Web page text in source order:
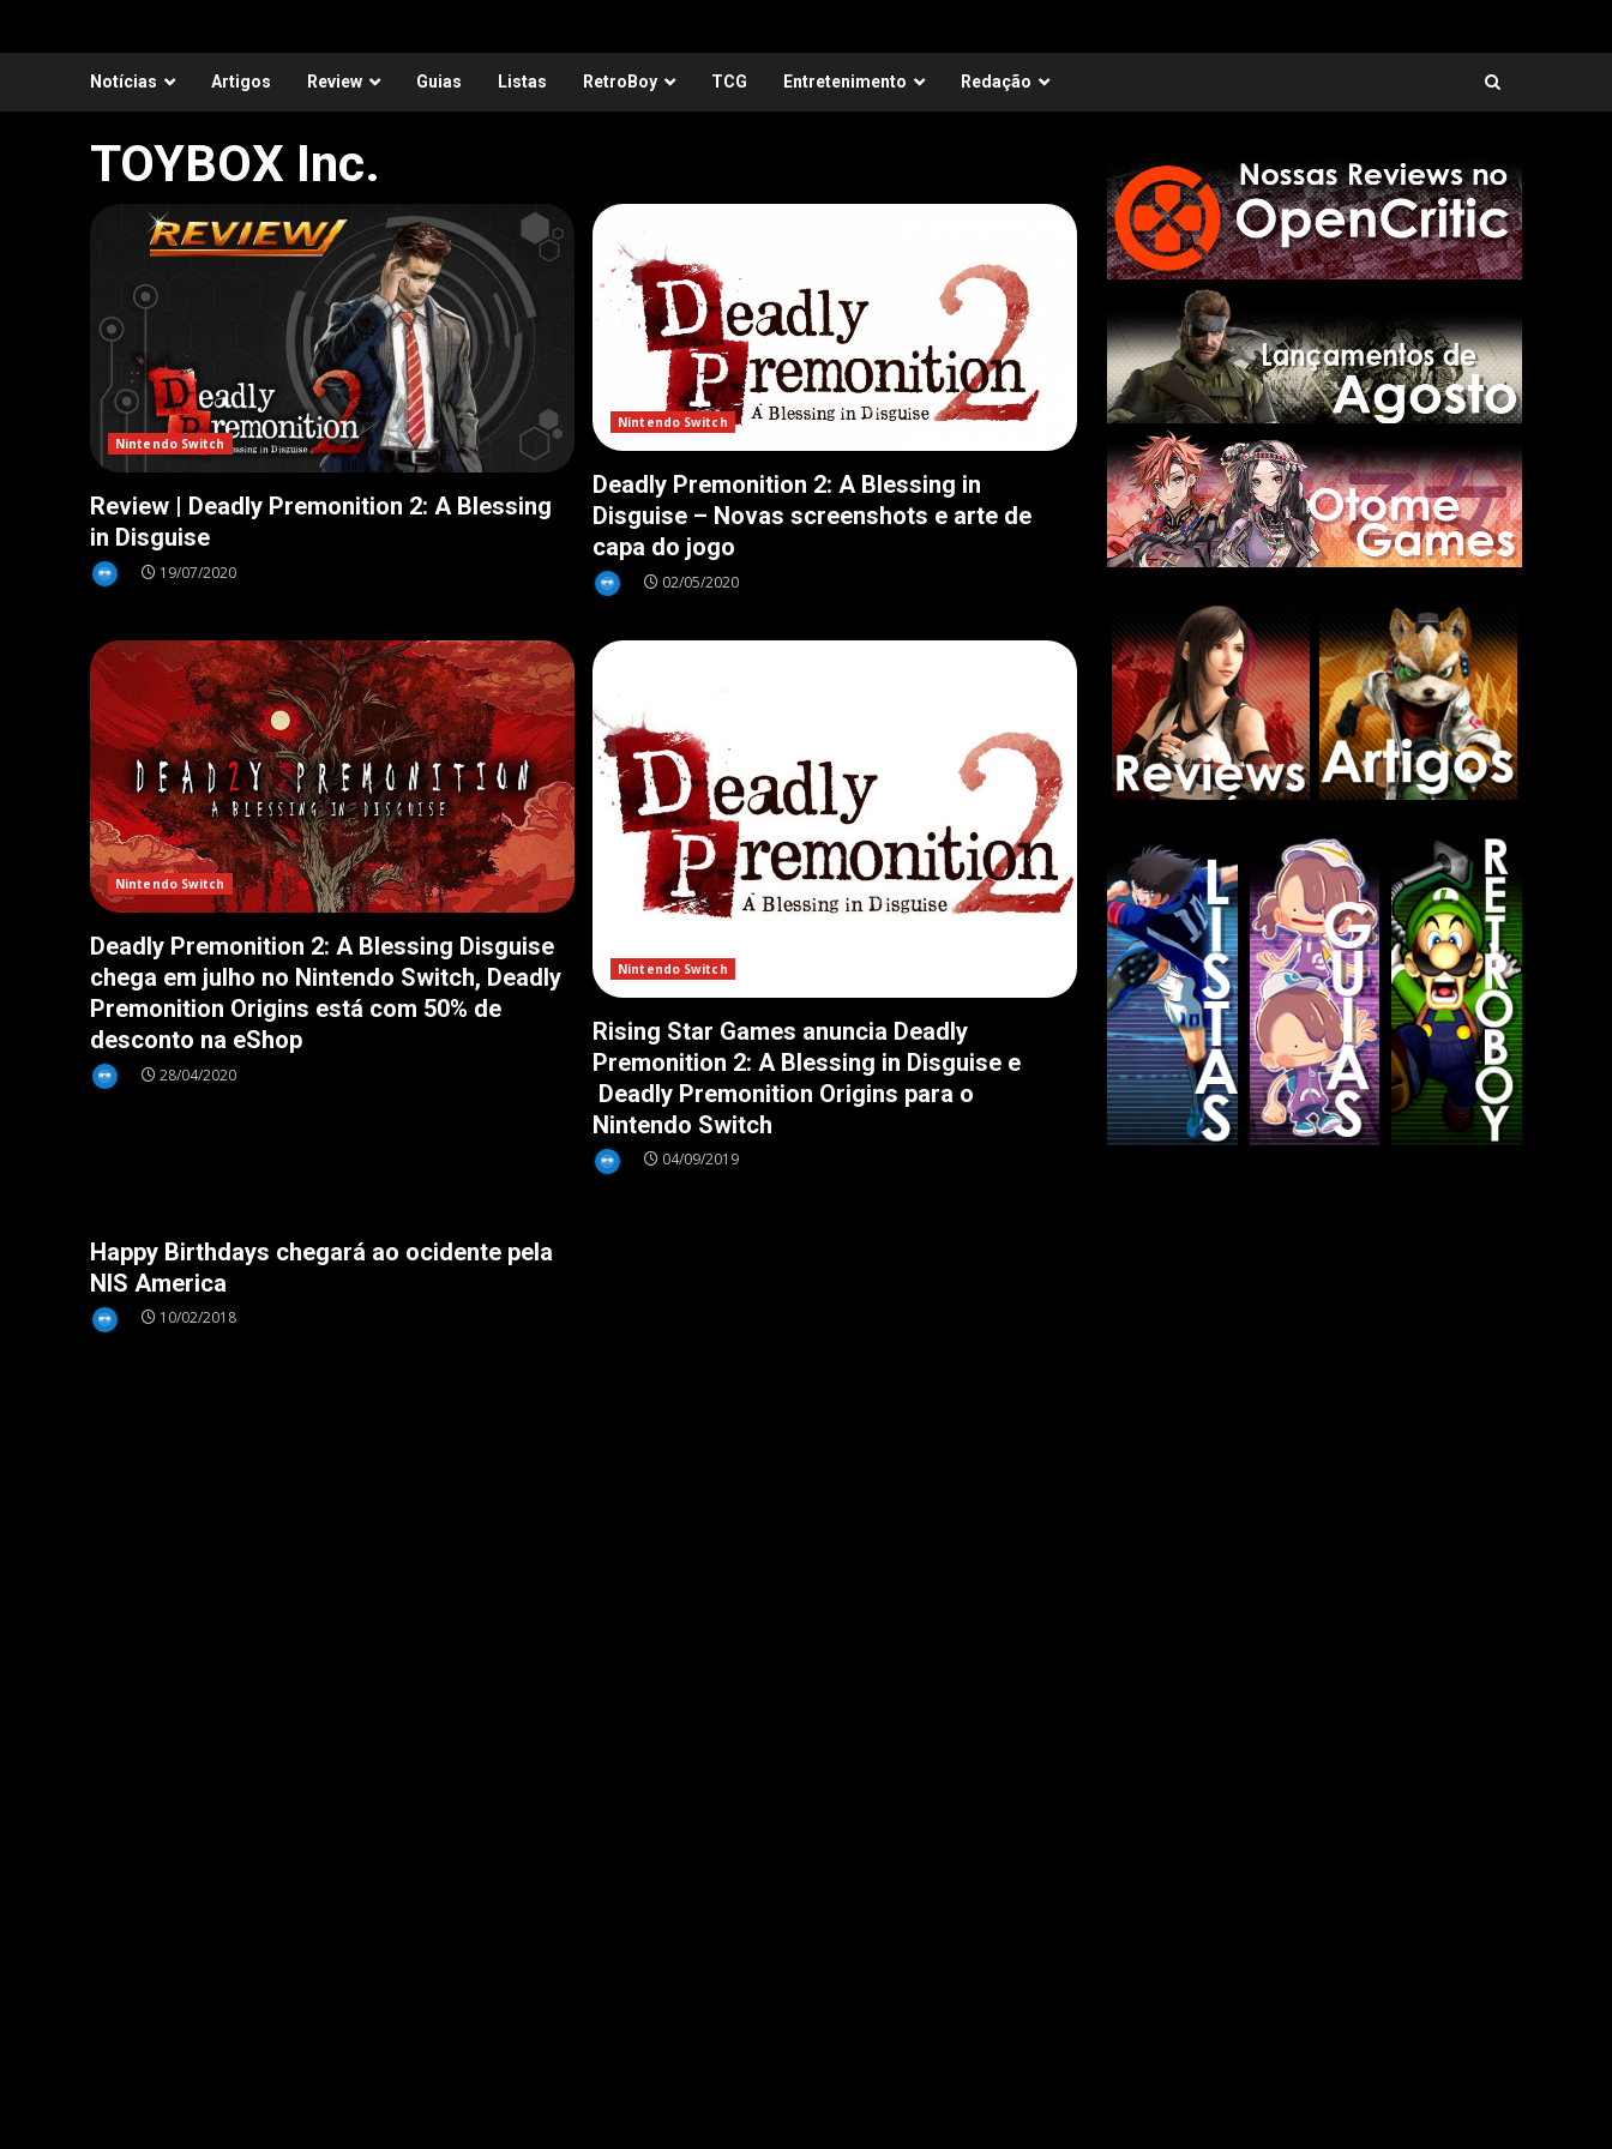
Notícias Artigos Review Guias Listas RetroBoy TCG Entretenimento Redação
TOYBOX Inc.
Nintendo Switch
Review | Deadly Premonition 2: A Blessing
in Disguise
19/07/2020
Nintendo Switch
Deadly Premonition 2: A Blessing in
Disguise – Novas screenshots e arte de
capa do jogo
02/05/2020
Nintendo Switch
Deadly Premonition 2: A Blessing Disguise
chega em julho no Nintendo Switch, Deadly
Premonition Origins está com 50% de
desconto na eShop
28/04/2020
Nintendo Switch
Rising Star Games anuncia Deadly
Premonition 2: A Blessing in Disguise e
Deadly Premonition Origins para o
Nintendo Switch
04/09/2019
Happy Birthdays chegará ao ocidente pela
NIS America
10/02/2018